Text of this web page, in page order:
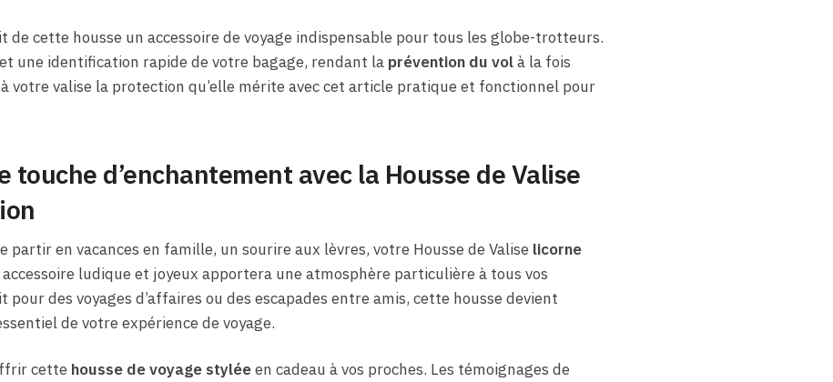
de cette housse un accessoire de voyage indispensable pour tous les globe-trotteurs.
une identification rapide de votre bagage, rendant la prévention du volà la fois
votre valise la protection qu’elle mérite avec cet article pratique et fonctionnel pour
touche d’enchantement avec la Housse de Valise
partir en vacances en famille, un sourire aux lèvres, votre Housse de Valise licorne
ludique et joyeux apportera une atmosphère particulière à tous vos
pour des voyages d’affaires ou des escapades entre amis, cette housse devient
de votre expérience de voyage.
cette housse de voyage styléeen cadeau à vos proches. Les témoignages de